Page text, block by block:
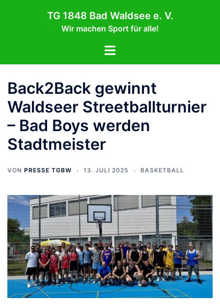
TG 1848 Bad Waldsee e. V.
Wir machen Sport für alle!
Menü
Back2Back gewinnt
Waldseer Streetballturnier
– Bad Boys werden
Stadtmeister
VON PRESSE TGBW 13. JULI 2025 BASKETBALL